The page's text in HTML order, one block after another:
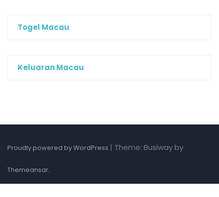
Togel Macau
Keluaran Macau
Proudly powered by WordPress | Theme: Busiway by
Themeansar.